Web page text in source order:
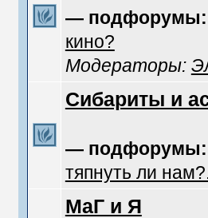
— подфорумы:
кино?
Модераторы:
Сибариты и
— подфорумы:
тяпнуть ли
МаГ и Я